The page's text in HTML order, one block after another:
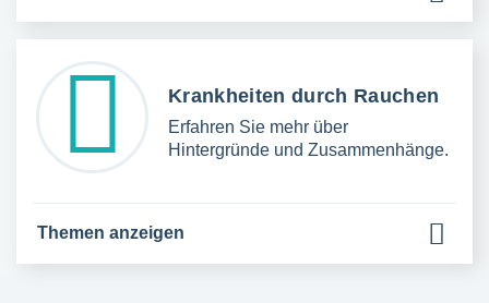
Krankheiten durch Rauchen
Erfahren Sie mehr über
Hintergründe und Zusammenhänge.
Themen anzeigen